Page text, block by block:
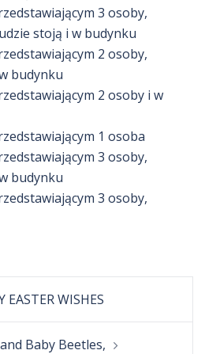
EASTER WISHES
Baby Beetles,